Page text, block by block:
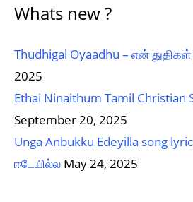
Whats new ?
Thudhigal Oyaadhu – என்
2025
Ethai Ninaithum Tamil Christian
September 20, 2025
Unga Anbukku Edeyilla song
ஈடேயில்ல May 24, 2025